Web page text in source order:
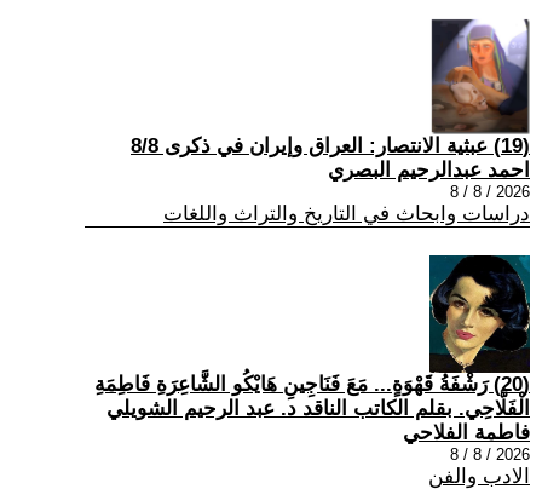
(19) عبثية الانتصار: العراق وإيران في ذكرى 8/8
احمد عبدالرحيم البصري
2026 / 8 / 8
دراسات وابحاث في التاريخ والتراث واللغات
(20) رَشْفَةُ قَهْوَةٍ... مَعَ فَنَاجِينِ هَايْكُو الشَّاعِرَةِ فَاطِمَةِ
الْفَلَّاحِي. بقلم الكاتب الناقد د. عبد الرحيم الشويلي
فاطمة الفلاحي
2026 / 8 / 8
الادب والفن